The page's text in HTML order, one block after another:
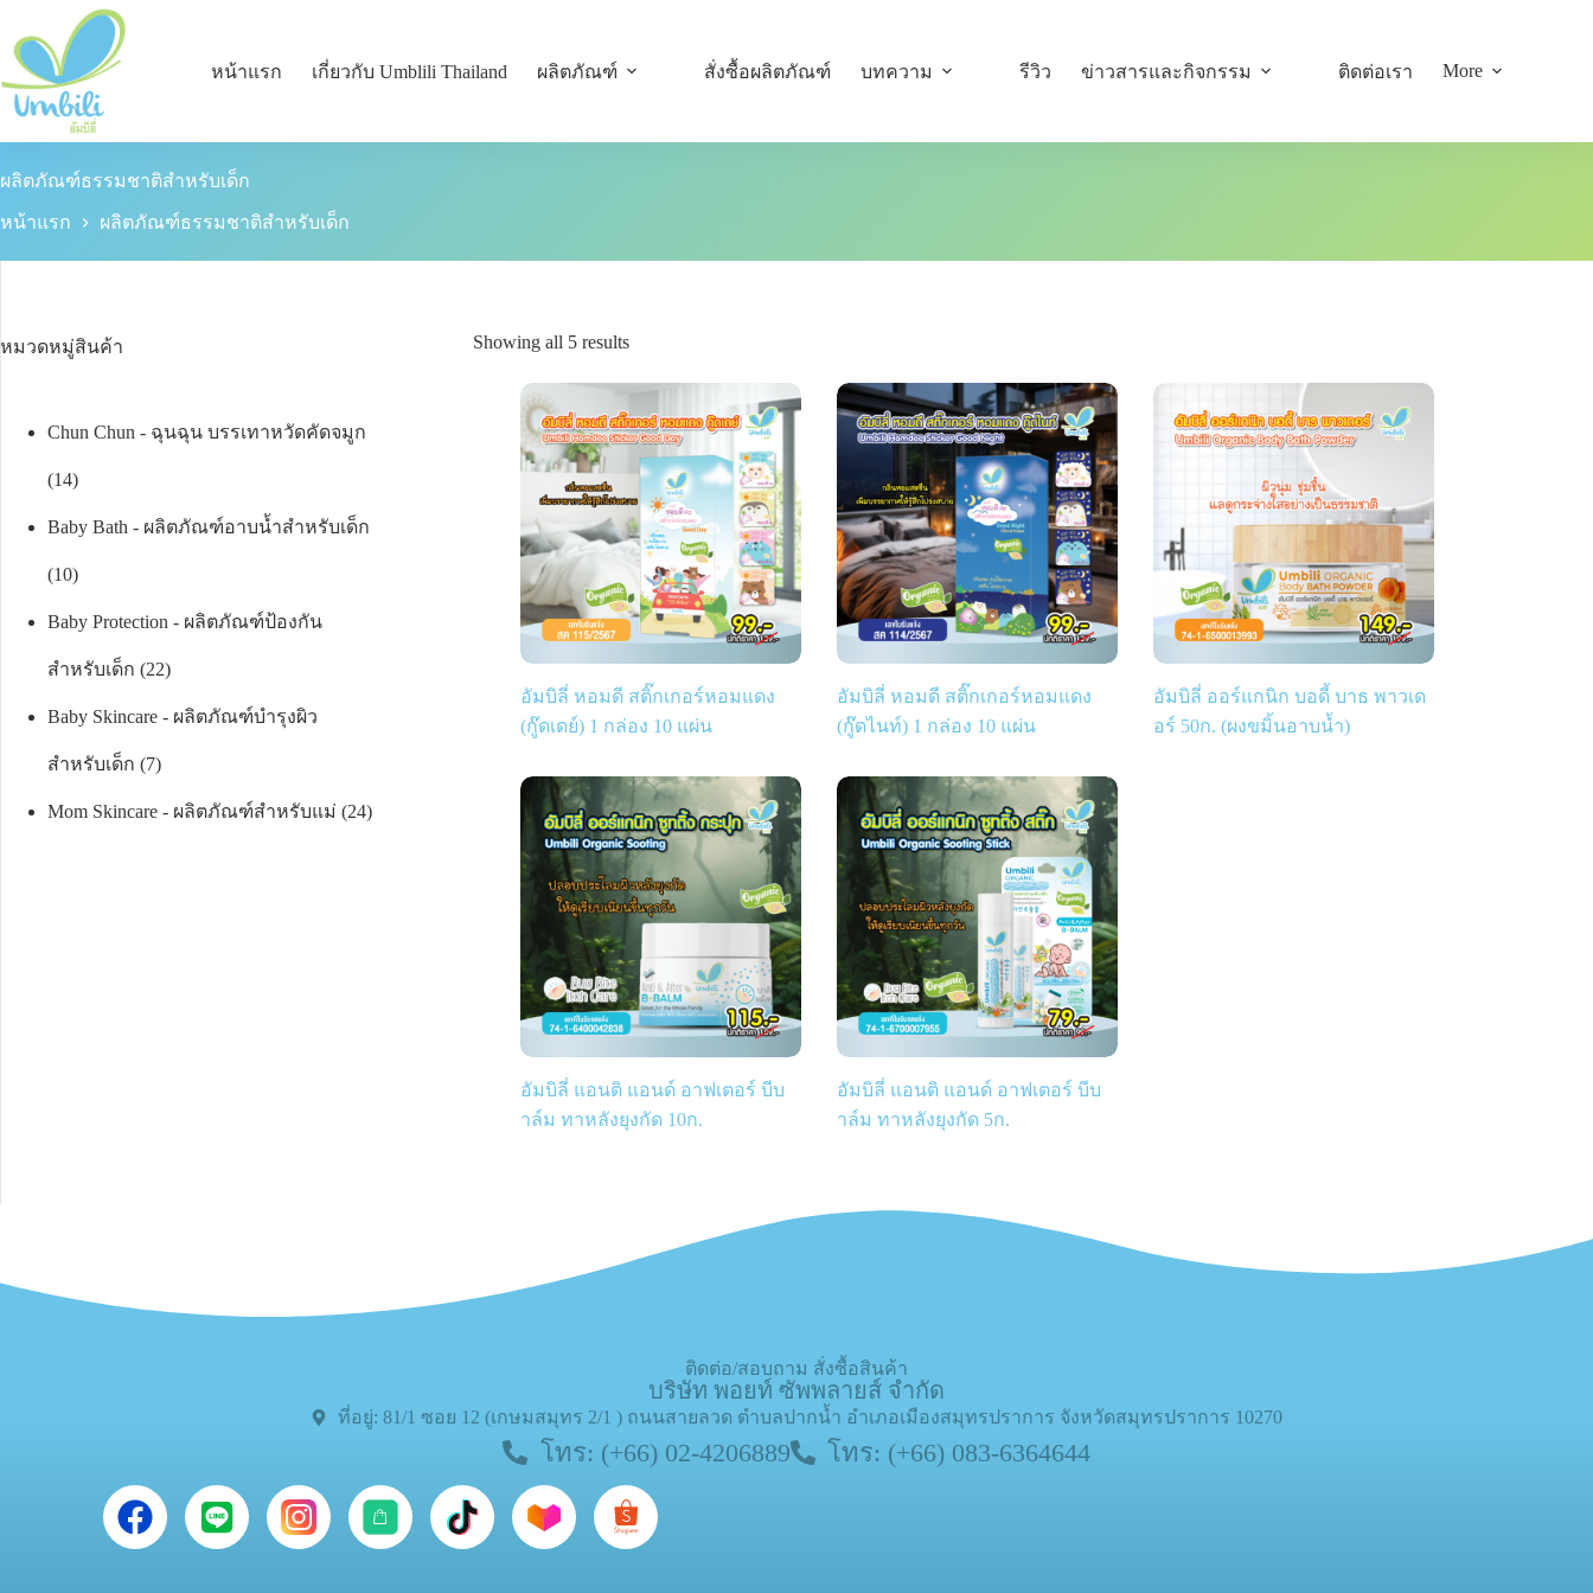
หน้าแรก เกี่ยวกับ Umblili Thailand ผลิตภัณฑ์ สั่งซื้อผลิตภัณฑ์ บทความ รีวิว ข่าวสารและกิจกรรม ติดต่อเรา More
ผลิตภัณฑ์ธรรมชาติสำหรับเด็ก
หน้าแรก ผลิตภัณฑ์ธรรมชาติสำหรับเด็ก
Showing all 5 results
อัมบิลี่ หอมดี สติ๊กเกอร์หอมแดง
(กู๊ดเดย์) 1 กล่อง 10 แผ่น
อัมบิลี่ หอมดี สติ๊กเกอร์หอมแดง
(กู๊ดไนท์) 1 กล่อง 10 แผ่น
อัมบิลี่ ออร์แกนิก บอดี้ บาธ พาวเด
อร์ 50ก. (ผงขมิ้นอาบน้ำ)
อัมบิลี่ แอนติ แอนด์ อาฟเตอร์ บีบ
าล์ม ทาหลังยุงกัด 10ก.
อัมบิลี่ แอนติ แอนด์ อาฟเตอร์ บีบ
าล์ม ทาหลังยุงกัด 5ก.
หมวดหมู่สินค้า
Chun Chun - ฉุนฉุน บรรเทาหวัดคัดจมูก
14
Baby Bath - ผลิตภัณฑ์อาบน้ำสำหรับเด็ก
10
Baby Protection - ผลิตภัณฑ์ป้องกัน
สำหรับเด็ก 22
Baby Skincare - ผลิตภัณฑ์บำรุงผิว
สำหรับเด็ก 7
Mom Skincare - ผลิตภัณฑ์สำหรับแม่ 24
ติดต่อ/สอบถาม สั่งซื้อสินค้า
บริษัท พอยท์ ซัพพลายส์ จำกัด
ที่อยู่: 81/1 ซอย 12 (เกษมสมุทร 2/1 ) ถนนสายลวด ตำบลปากน้ำ อำเภอเมืองสมุทรปราการ จังหวัดสมุทรปราการ 10270
โทร: (+66) 02-4206889 โทร: (+66) 083-6364644